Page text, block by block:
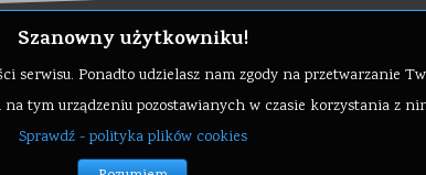
Szanowny użytkowniku!
serwisu. Ponadto udzielasz nam zgody na przetwarzanie
tym urządzeniu pozostawianych w czasie korzystania z
Sprawdź - polityka plików cookies